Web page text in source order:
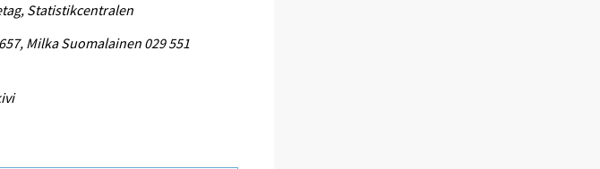
Statistikcentralen
Milka Suomalainen 029 551